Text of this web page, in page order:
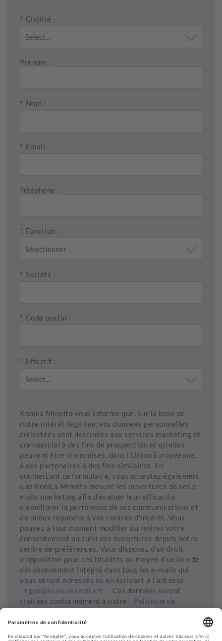
* Civilité :
Prénom :
* Nom :
* Email :
Téléphone :
* Fonction :
* Société :
* Code postal :
* Effectif :
Konica Minolta vous informe que, sur la base de
notre intérêt légitime, vos données personnelles
collectées sont destinées aux services marketing et
commercial à des fins de prospection et qu’elles
peuvent être transmises, dans l'Union Européenne,
à des partenaires à des fins similaires. En
soumettant ce formulaire, vous acceptez également
que Konica Minolta mesure les ouvertures de ses e-
mails marketing afin d'évaluer leur efficacité,
d'améliorer la pertinence de ses communications et
de mieux répondre à vos centres d'intérêt. Vous
pouvez à tout moment modifier ou retirer votre
consentement au suivi des ouvertures depuis notre
centre de préférences. Vous disposez d’un droit
d’opposition pour ces finalités au moyen d’un lien de
désabonnement intégré dans tous les e-mails qui
vous seront adressés ou en écrivant à l’adresse
rgpd@konicaminolta.fr
. Ces données seront
traitées conformément à notre
Politique de
protection des données personnelles .